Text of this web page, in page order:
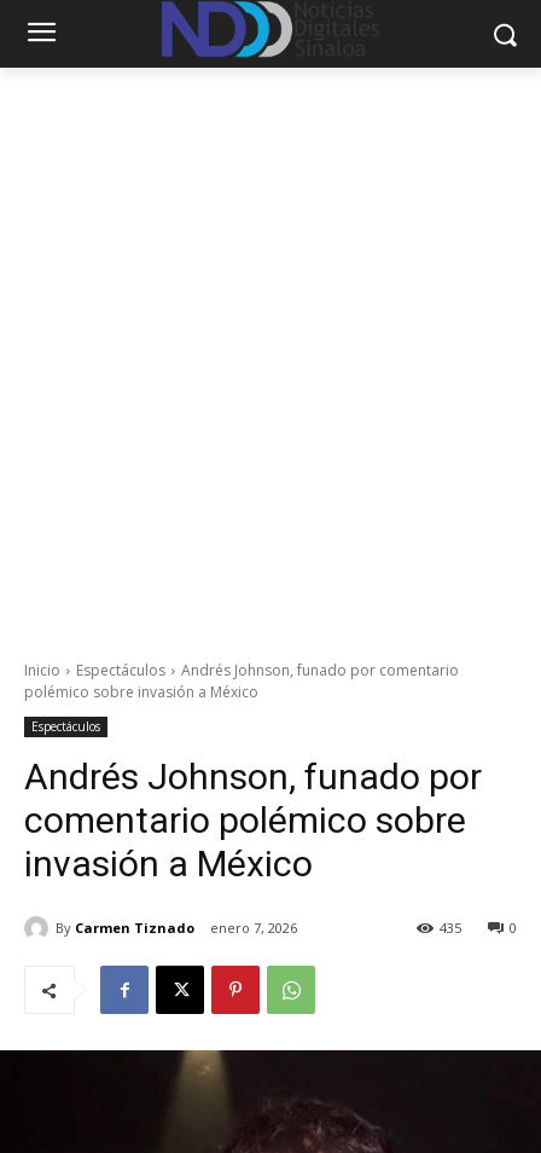
Inicio Espectáculos
Andrés Johnson, funado por comentario
polémico sobre invasión a México
Espectáculos
Andrés Johnson, funado por
comentario polémico sobre
invasión a México
By Carmen Tiznado enero 7, 2026 0
435